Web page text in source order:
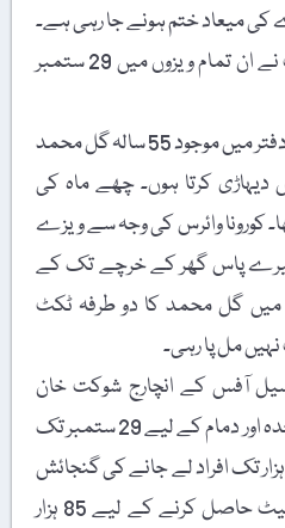
میعاد ختم ہونے جا رہی ہے۔
دوسری طرف سعودی حکومت نے ان تمام ویزوں میں 29 ستمبر
قومی ائیر لائن پی آئی اے کے دفتر میں موجود 55 سالہ گل محمد
کرتا ہوں۔ چھے ماہ کی
کورونا وائرس کی وجہ سے ویزے
پاس گھر کے خرچے تک کے
میں گل محمد کا دو طرفہ ٹکٹ
مل پا رہی۔
آفس کے انچارج شوکت خان
کہتے ہیں کہ ریاض، مدینہ، جدہ اور دمام کے لیے 29 ستمبر تک
تک افراد لے جانے کی گنجائش
ہے۔ ’’صرف اس دفتر میں سیٹ حاصل کرنے کے لیے 85 ہزار